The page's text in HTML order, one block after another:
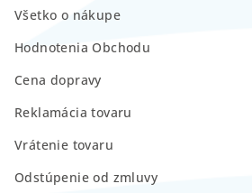
Všetko o nákupe
Hodnotenia Obchodu
Cena dopravy
Reklamácia tovaru
Vrátenie tovaru
Odstúpenie od zmluvy